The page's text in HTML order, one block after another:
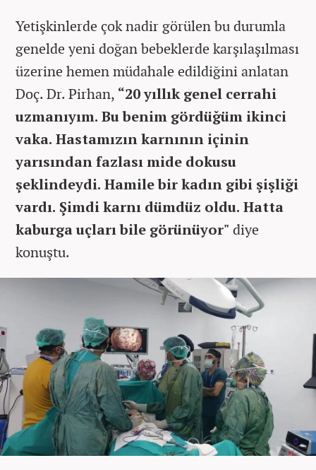
Yetişkinlerde çok nadir görülen bu durumla
genelde yeni doğan bebeklerde karşılaşılması
üzerine hemen müdahale edildiğini anlatan
Doç. Dr. Pirhan, “20 yıllık genel cerrahi
uzmanıyım. Bu benim gördüğüm ikinci
vaka. Hastamızın karnının içinin
yarısından fazlası mide dokusu
şeklindeydi. Hamile bir kadın gibi şişliği
vardı. Şimdi karnı dümdüz oldu. Hatta
kaburga uçları bile görünüyor" diye
konuştu.